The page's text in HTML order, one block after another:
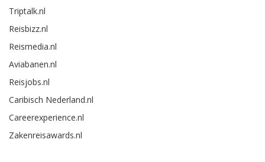
Triptalk.nl
Reisbizz.nl
Reismedia.nl
Aviabanen.nl
Reisjobs.nl
Caribisch Nederland.nl
Careerexperience.nl
Zakenreisawards.nl